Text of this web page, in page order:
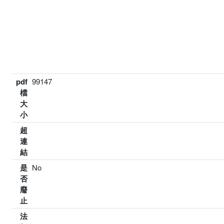
pdf
檔
大
小
99147
超
連
結
是
否
廢
止
No
法